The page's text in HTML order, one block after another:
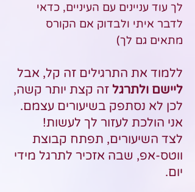
לך עוד עניינים עם העיניים, כדאי
לדבר איתי ולבדוק אם הקורס
מתאים גם לך)
ללמוד את התרגילים זה קל, אבל
ליישם ולתרגל זה קצת יותר קשה,
לכן לא נסתפק בשיעורים עצמם.
אני הולכת לעזור לך לעשות!
לצד השיעורים, תפתח קבוצת
ווטס-אפ, שבה אזכיר לתרגל מידי
יום.